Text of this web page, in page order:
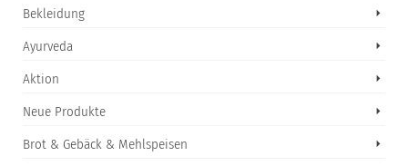
Bekleidung
Ayurveda
Aktion
Neue Produkte
Brot & Gebäck & Mehlspeisen